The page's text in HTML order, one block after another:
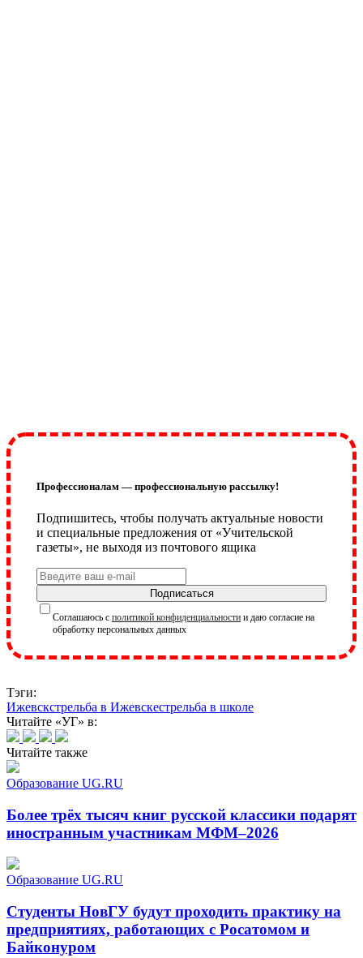
Профессионалам — профессиональную рассылку!
Подпишитесь, чтобы получать актуальные новости
и специальные предложения от «Учительской
газеты», не выходя из почтового ящика
Подписаться
Соглашаюсь с политикой конфиденциальности и даю согласие на
обработку персональных данных
Тэги:
Ижевскстрельба в Ижевскестрельба в школе
Читайте «УГ» в:
Читайте также
Образование UG.RU
Более трёх тысяч книг русской классики подарят
иностранным участникам МФМ–2026
Образование UG.RU
Студенты НовГУ будут проходить практику на
предприятиях, работающих с Росатомом и
Байконуром